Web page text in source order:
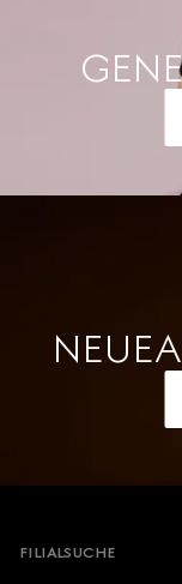
NEUE
Footer
FILIALSUCHE